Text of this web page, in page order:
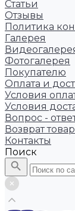
Статьи
Отзывы
Политика
Галерея
Фотогалерея
Покупателю
Оплата и
Условия
Условия
Вопрос -
Возврат
Контакты
Поиск